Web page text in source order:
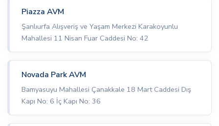
Piazza AVM
Şanlıurfa Alışveriş ve Yaşam Merkezi Karakoyunlu
Mahallesi 11 Nisan Fuar Caddesi No: 42
Novada Park AVM
Bamyasuyu Mahallesi Çanakkale 18 Mart Caddesi Dış
Kapı No: 6 İç Kapı No: 36